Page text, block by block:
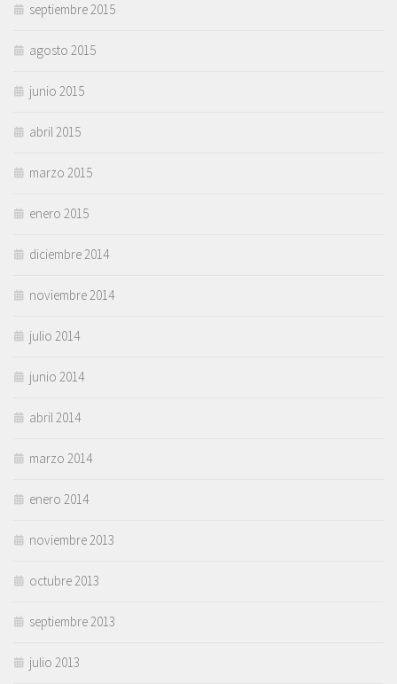
septiembre 2015
agosto 2015
junio 2015
abril 2015
marzo 2015
enero 2015
diciembre 2014
noviembre 2014
julio 2014
junio 2014
abril 2014
marzo 2014
enero 2014
noviembre 2013
octubre 2013
septiembre 2013
julio 2013